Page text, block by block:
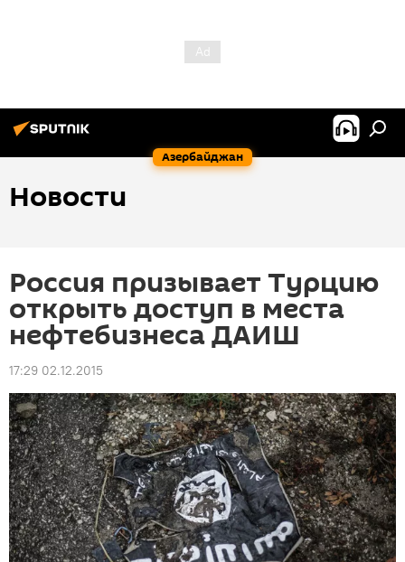
Азербайджан
Новости
Россия призывает Турцию
открыть доступ в места
нефтебизнеса ДАИШ
17:29 02.12.2015